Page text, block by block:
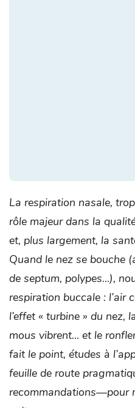
La respiration nasale,
rôle majeur dans la
et, plus largement, la
Quand le nez se bouche
de septum, polypes…),
respiration buccale : l’air
l’effet « turbine » du nez,
mous vibrent… et le
fait le point, études à
feuille de route
recommandations—pour